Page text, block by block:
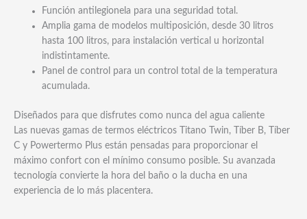
Función antilegionela para una seguridad total.
Amplia gama de modelos multiposición, desde 30 litros
hasta 100 litros, para instalación vertical u horizontal
indistintamente.
Panel de control para un control total de la temperatura
acumulada.
Diseñados para que disfrutes como nunca del agua caliente
Las nuevas gamas de termos eléctricos Titano Twin, Tíber B, Tíber
C y Powertermo Plus están pensadas para proporcionar el
máximo confort con el mínimo consumo posible. Su avanzada
tecnología convierte la hora del baño o la ducha en una
experiencia de lo más placentera.